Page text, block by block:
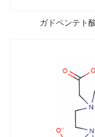
ガドペンテト